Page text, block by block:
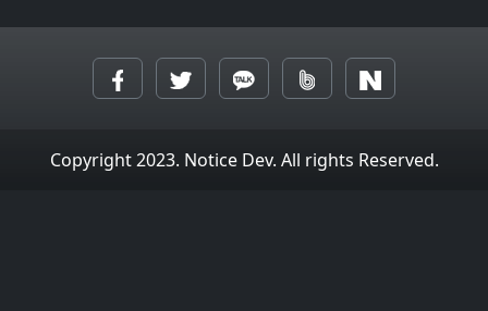
Copyright 2023. Notice Dev. All rights Reserved.